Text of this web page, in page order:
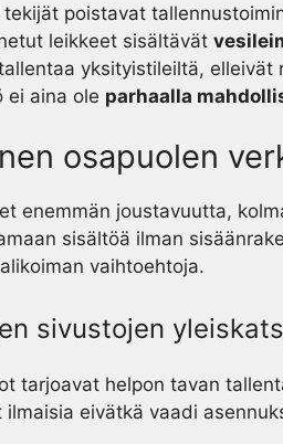
poistavat
leikkeet sisältävät
yksityistileiltä, elleivät
ei aina ole parhaalla
osapuolen
enemmän joustavuutta,
sisältöä ilman
vaihtoehtoja.
sivustojen
tarjoavat helpon tavan
eivätkä vaadi